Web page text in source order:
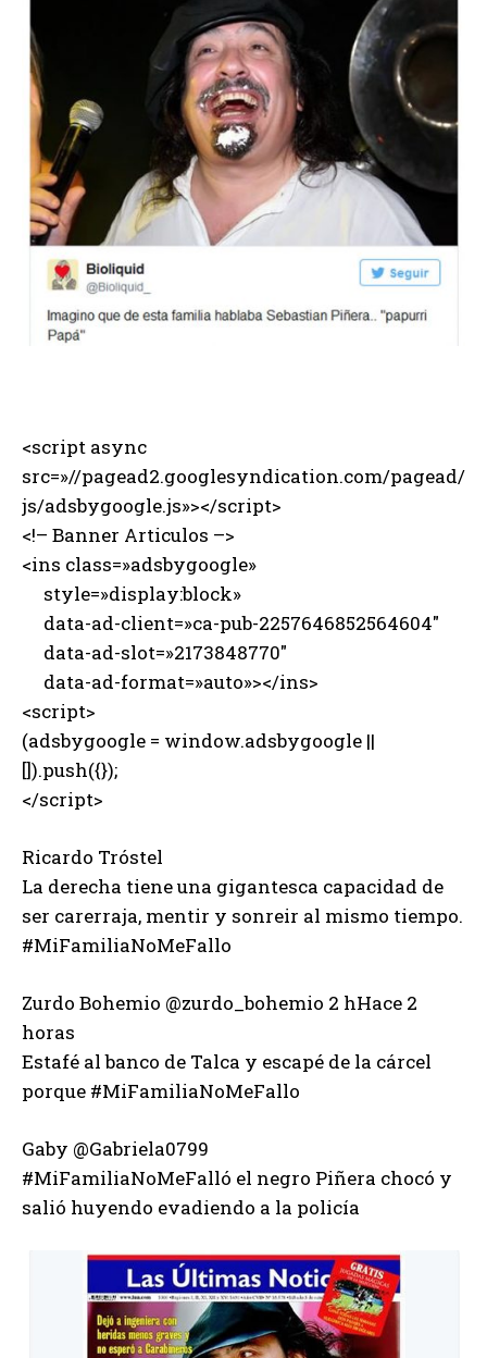
<script async
src=»//pagead2.googlesyndication.com/pagead/
js/adsbygoogle.js»></script>
<!– Banner Articulos –>
<ins class=»adsbygoogle»
style=»display:block»
data-ad-client=»ca-pub-2257646852564604″
data-ad-slot=»2173848770″
data-ad-format=»auto»></ins>
<script>
(adsbygoogle = window.adsbygoogle ||
[]).push({});
</script>
Ricardo Tróstel
La derecha tiene una gigantesca capacidad de
ser carerraja, mentir y sonreir al mismo tiempo.
#MiFamiliaNoMeFallo
Zurdo Bohemio ‏@zurdo_bohemio 2 hHace 2
horas
Estafé al banco de Talca y escapé de la cárcel
porque #MiFamiliaNoMeFallo
Gaby ‏@Gabriela0799
#MiFamiliaNoMeFalló el negro Piñera chocó y
salió huyendo evadiendo a la policía